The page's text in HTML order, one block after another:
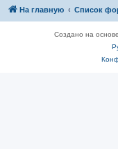
На главную Список
Создано на основе